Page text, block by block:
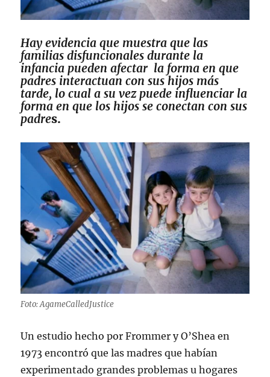
Hay evidencia que muestra que las
familias disfuncionales durante la
infancia pueden afectar la forma en que
padres interactuan con sus hijos más
tarde, lo cual a su vez puede influenciar la
forma en que los hijos se conectan con sus
padres.
Foto: AgameCalledJustice
Un estudio hecho por Frommer y O’Shea en
1973 encontró que las madres que habían
experimentado grandes problemas u hogares